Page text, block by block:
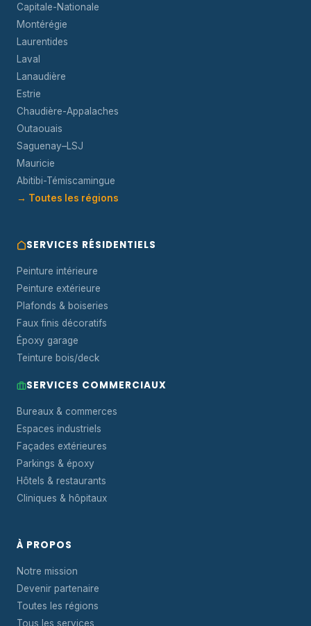
Capitale-Nationale
Montérégie
Laurentides
Laval
Lanaudière
Estrie
Chaudière-Appalaches
Outaouais
Saguenay–LSJ
Mauricie
Abitibi-Témiscamingue
→ Toutes les régions
SERVICES RÉSIDENTIELS
Peinture intérieure
Peinture extérieure
Plafonds & boiseries
Faux finis décoratifs
Époxy garage
Teinture bois/deck
SERVICES COMMERCIAUX
Bureaux & commerces
Espaces industriels
Façades extérieures
Parkings & époxy
Hôtels & restaurants
Cliniques & hôpitaux
À PROPOS
Notre mission
Devenir partenaire
Toutes les régions
Tous les services